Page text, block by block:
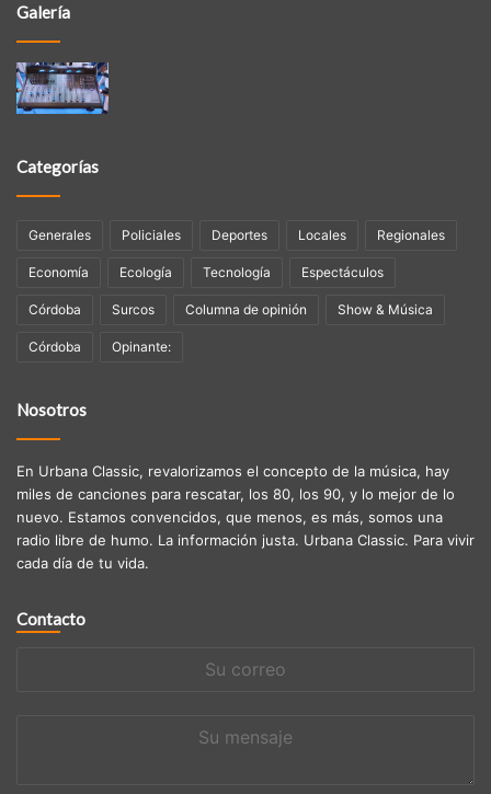
Galería
Categorías
Generales Policiales Deportes Locales Regionales
Economía Ecología Tecnologí­a Espectáculos
Córdoba Surcos Columna de opinión Show & Música
Córdoba Opinante:
Nosotros
En Urbana Classic, revalorizamos el concepto de la música, hay
miles de canciones para rescatar, los 80, los 90, y lo mejor de lo
nuevo. Estamos convencidos, que menos, es más, somos una
radio libre de humo. La información justa. Urbana Classic. Para vivir
cada día de tu vida.
Contacto